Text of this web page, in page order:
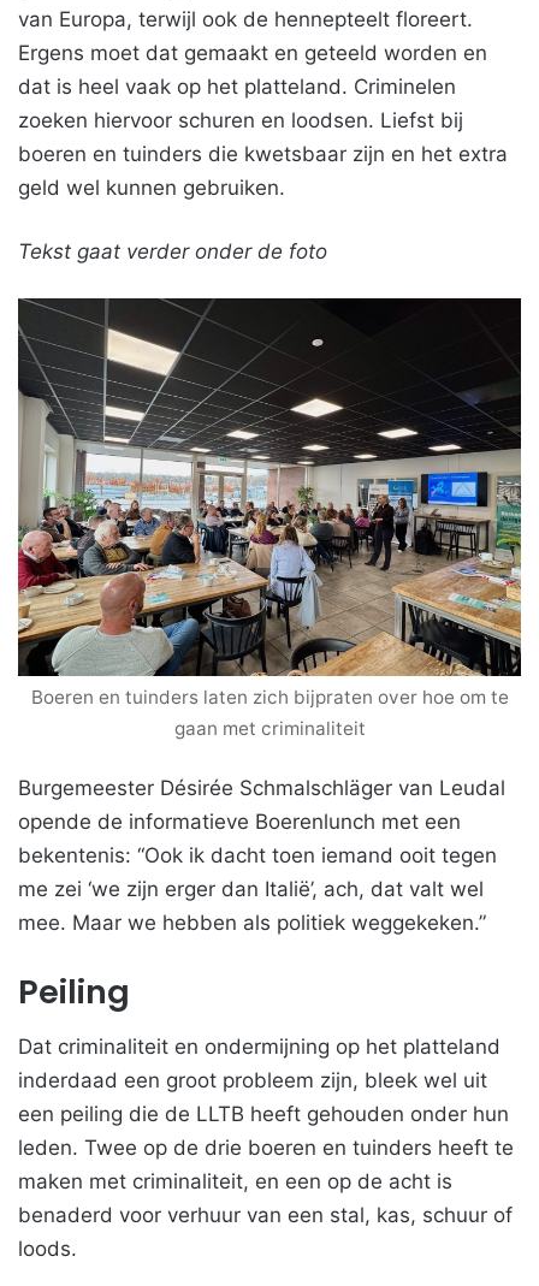
van Europa, terwijl ook de hennepteelt floreert.
Ergens moet dat gemaakt en geteeld worden en
dat is heel vaak op het platteland. Criminelen
zoeken hiervoor schuren en loodsen. Liefst bij
boeren en tuinders die kwetsbaar zijn en het extra
geld wel kunnen gebruiken.
Tekst gaat verder onder de foto
Boeren en tuinders laten zich bijpraten over hoe om te
gaan met criminaliteit
Burgemeester Désirée Schmalschläger van Leudal
opende de informatieve Boerenlunch met een
bekentenis: “Ook ik dacht toen iemand ooit tegen
me zei ‘we zijn erger dan Italië’, ach, dat valt wel
mee. Maar we hebben als politiek weggekeken.”
Peiling
Dat criminaliteit en ondermijning op het platteland
inderdaad een groot probleem zijn, bleek wel uit
een peiling die de LLTB heeft gehouden onder hun
leden. Twee op de drie boeren en tuinders heeft te
maken met criminaliteit, en een op de acht is
benaderd voor verhuur van een stal, kas, schuur of
loods.